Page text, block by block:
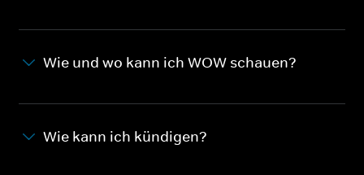
Wie und wo kann ich WOW schauen?
Wie kann ich kündigen?